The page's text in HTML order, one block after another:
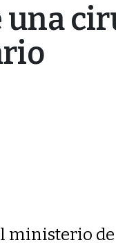
una
ministerio de